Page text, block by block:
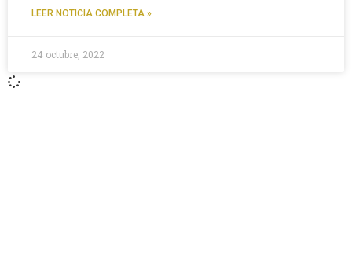
LEER NOTICIA COMPLETA »
24 octubre, 2022